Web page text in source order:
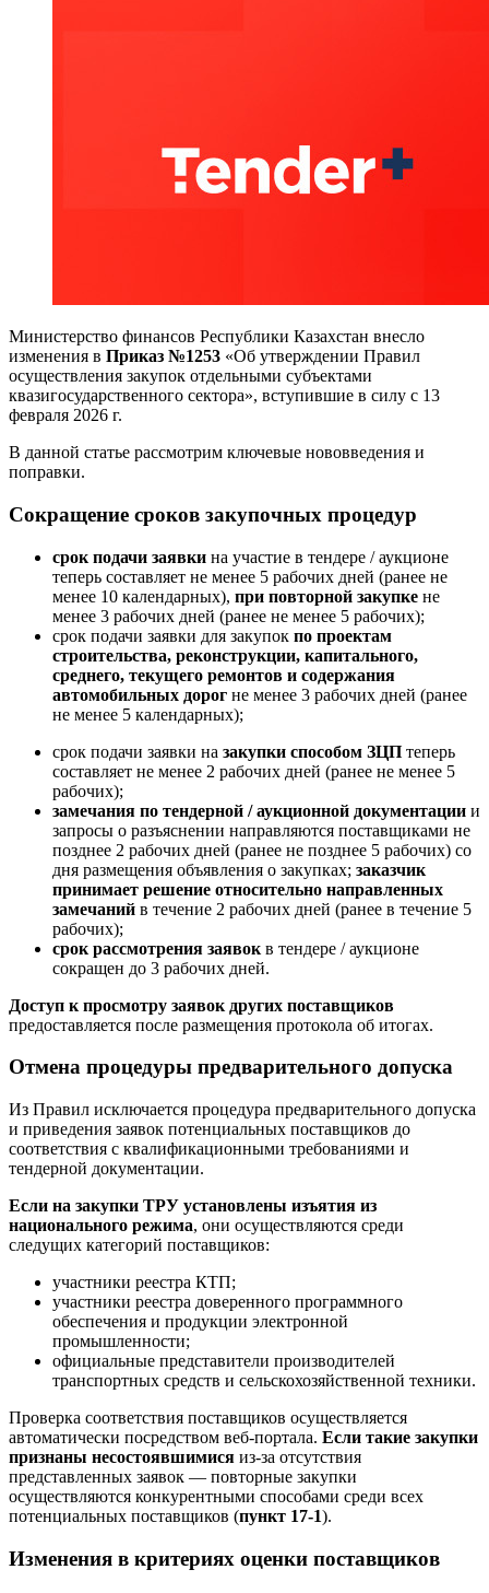
Министерство финансов Республики Казахстан внесло
изменения в Приказ №1253 «Об утверждении Правил
осуществления закупок отдельными субъектами
квазигосударственного сектора», вступившие в силу с 13
февраля 2026 г.
В данной статье рассмотрим ключевые нововведения и
поправки.
Сокращение сроков закупочных процедур
срок подачи заявки на участие в тендере / аукционе
теперь составляет не менее 5 рабочих дней (ранее не
менее 10 календарных), при повторной закупке не
менее 3 рабочих дней (ранее не менее 5 рабочих);
срок подачи заявки для закупок по проектам
строительства, реконструкции, капитального,
среднего, текущего ремонтов и содержания
автомобильных дорог не менее 3 рабочих дней (ранее
не менее 5 календарных);
срок подачи заявки на закупки способом ЗЦП теперь
составляет не менее 2 рабочих дней (ранее не менее 5
рабочих);
замечания по тендерной / аукционной документации и
запросы о разъяснении направляются поставщиками не
позднее 2 рабочих дней (ранее не позднее 5 рабочих) со
дня размещения объявления о закупках; заказчик
принимает решение относительно направленных
замечаний в течение 2 рабочих дней (ранее в течение 5
рабочих);
срок рассмотрения заявок в тендере / аукционе
сокращен до 3 рабочих дней.
Доступ к просмотру заявок других поставщиков
предоставляется после размещения протокола об итогах.
Отмена процедуры предварительного допуска
Из Правил исключается процедура предварительного допуска
и приведения заявок потенциальных поставщиков до
соответствия с квалификационными требованиями и
тендерной документации.
Если на закупки ТРУ установлены изъятия из
национального режима, они осуществляются среди
следущих категорий поставщиков:
участники реестра КТП;
участники реестра доверенного программного
обеспечения и продукции электронной
промышленности;
официальные представители производителей
транспортных средств и сельскохозяйственной техники.
Проверка соответствия поставщиков осуществляется
автоматически посредством веб-портала. Если такие закупки
признаны несостоявшимися из-за отсутствия
представленных заявок — повторные закупки
осуществляются конкурентными способами среди всех
потенциальных поставщиков (пункт 17-1).
Изменения в критериях оценки поставщиков